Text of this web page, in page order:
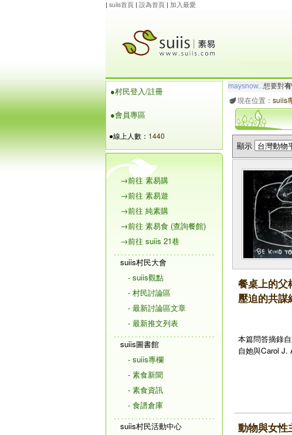
| suiis首頁| 設為首頁| 加入最愛
●村民登入/註冊
●會員專區
●線上人數： 1440
→前往 素易購
→前往 素易遊
→前往 純素購
→前往 素易食 (查詢餐館)
→前往 suiis 21巷
suiis村民大會
- suiis觀點
- 村民討論區
- 最新討論區文章
- 最新推文列表
suiis圖書館
- suiis專欄
- 素食新聞
- 素食資訊
- 食譜倉庫
suiis村民活動中心
maysnow...想要對
玲瓏虹想要對 有情
現在位置： suiis
顯示
餐桌上的父
壓迫的共謀
本篇問答摘錄
自她與Carol J.
動物與女